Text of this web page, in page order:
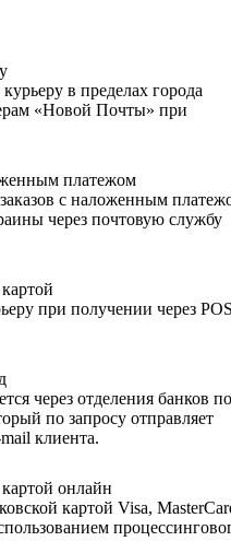
в пределах города
«Новой Почты» при
платежом
с наложенным
через почтовую службу
при получении через
через отделения банков по
по запросу отправляет
клиента.
онлайн
картой Visa,